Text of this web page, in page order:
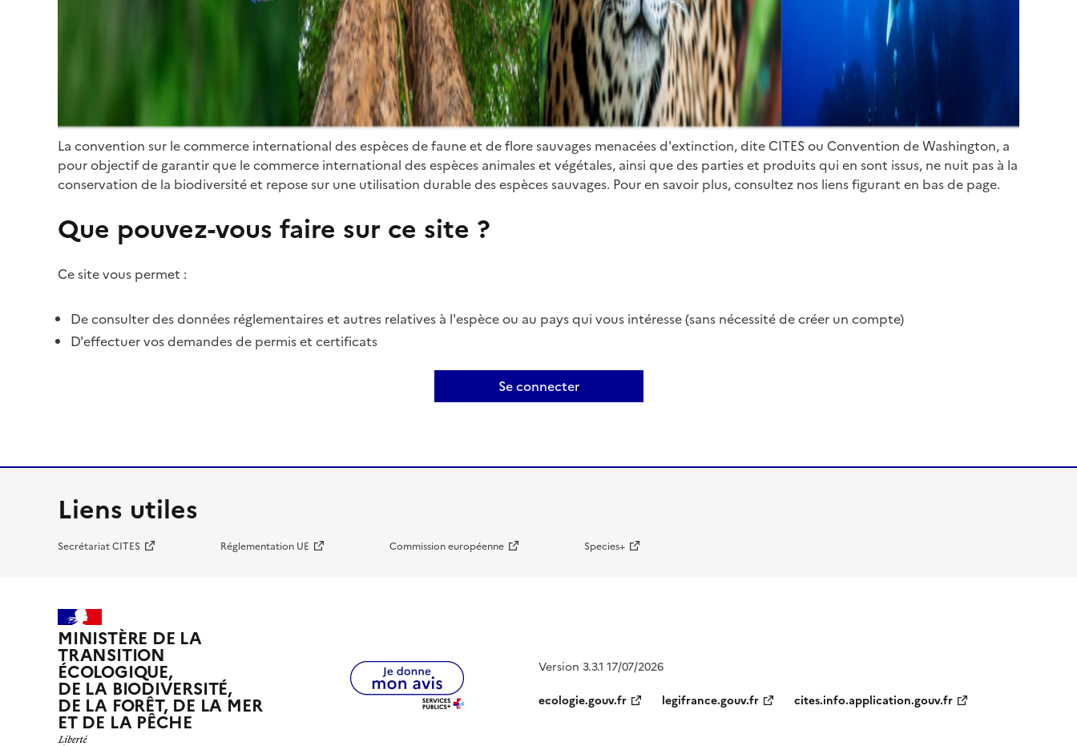
La convention sur le commerce international des espèces de faune et de flore sauvages menacées d'extinction, dite CITES ou Convention de Washington, a
pour objectif de garantir que le commerce international des espèces animales et végétales, ainsi que des parties et produits qui en sont issus, ne nuit pas à la
conservation de la biodiversité et repose sur une utilisation durable des espèces sauvages. Pour en savoir plus, consultez nos liens figurant en bas de page.
Que pouvez-vous faire sur ce site ?
Ce site vous permet :
De consulter des données réglementaires et autres relatives à l'espèce ou au pays qui vous intéresse (sans nécessité de créer un compte)
D'effectuer vos demandes de permis et certificats
Se connecter
Liens utiles
Secrétariat CITES Réglementation UE Commission européenne Species+
MINISTÈRE DE LA
TRANSITION
ÉCOLOGIQUE,
DE LA BIODIVERSITÉ,
DE LA FORÊT, DE LA MER
ET DE LA PÊCHE
Version 3.3.1 17/07/2026
ecologie.gouv.fr
legifrance.gouv.fr cites.info.application.gouv.fr